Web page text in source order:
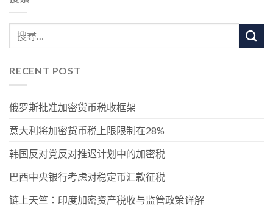
RECENT POST
俄罗斯批准加密货币税收框架
意大利将加密货币税上限限制在28%
韩国反对党反对推迟计划中的加密税
巴西中央银行考虑对稳定币汇款征税
链上天竺：印度加密资产税收与监管政策详解